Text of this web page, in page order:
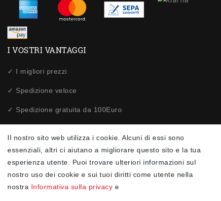
I VOSTRI VANTAGGI
✓ I migliori prezzi
✓ Spedizione veloce
✓ Spedizione gratuita da 100Euro
✓ Protezione dei dati
Il nostro sito web utilizza i cookie. Alcuni di essi sono
essenziali, altri ci aiutano a migliorare questo sito e la tua
esperienza utente. Puoi trovare ulteriori informazioni sul
nostro uso dei cookie e sui tuoi diritti come utente nella
nostra Informativa sulla privacy e
NEWSLETTER